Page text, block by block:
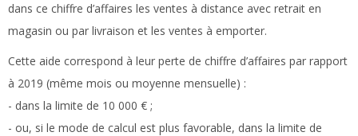
dans ce chiffre d’affaires les ventes à distance avec retrait en
magasin ou par livraison et les ventes à emporter.
Cette aide correspond à leur perte de chiffre d’affaires par rapport
à 2019 (même mois ou moyenne mensuelle) :
- dans la limite de 10 000 € ;
- ou, si le mode de calcul est plus favorable, dans la limite de